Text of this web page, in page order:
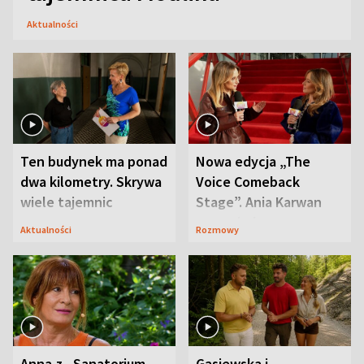
Aktualności
Ten budynek ma ponad
dwa kilometry. Skrywa
wiele tajemnic
Aktualności
Nowa edycja „The
Voice Comeback
Stage”. Ania Karwan
zapowiada
Rozmowy